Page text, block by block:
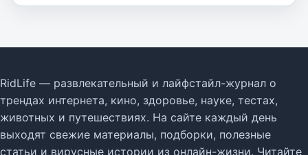
RidLife — развлекательный и лайфстайл-журнал о
трендах интернета, кино, здоровье, науке, тестах,
животных и путешествиях. На сайте каждый день
выходят свежие материалы, подборки, полезные
статьи и вирусные истории из онлайн-жизни. Читайте